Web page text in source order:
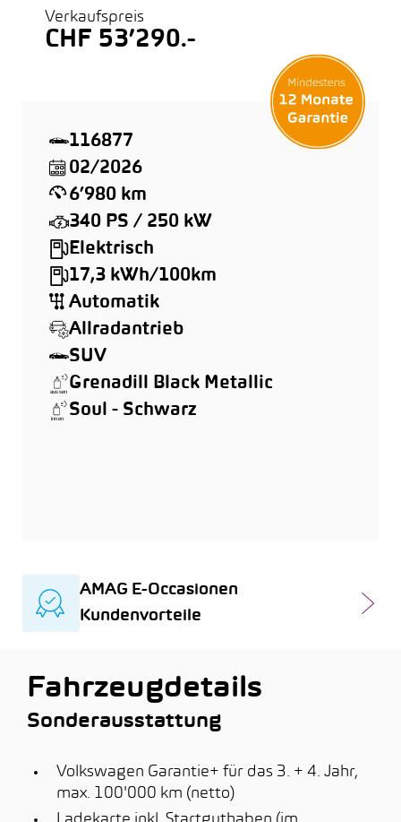
Verkaufspreis
CHF 53’290.-
116877
02/2026
6’980 km
340 PS / 250 kW
Elektrisch
17,3 kWh/100km
Automatik
Allradantrieb
SUV
Grenadill Black Metallic
Soul - Schwarz
AMAG E-Occasionen
Kundenvorteile
Fahrzeugdetails
Sonderausstattung
Volkswagen Garantie+ für das 3. + 4. Jahr,
max. 100'000 km (netto)